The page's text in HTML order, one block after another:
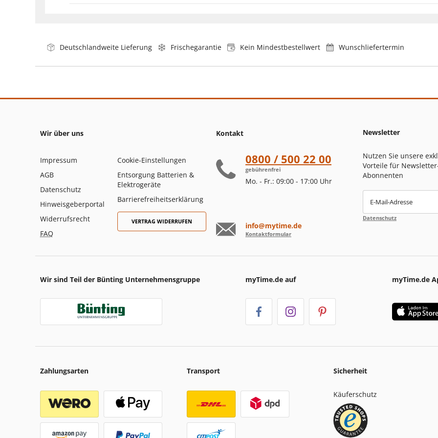
Deutschlandweite Lieferung Frischegarantie Kein Mindestbestellwert Wunschliefertermin
Wir über uns
Impressum
AGB
Datenschutz
Hinweisgeberportal
Widerrufsrecht
FAQ
Cookie-Einstellungen
Entsorgung Batterien &
Elektrogeräte
Barrierefreiheitserklärung
VERTRAG WIDERRUFEN
Kontakt
0800 / 500 22 00
gebührenfrei
Mo. - Fr.: 09:00 - 17:00 Uhr
info@mytime.de
Kontaktformular
Newsletter
Nutzen Sie unsere
Vorteile für
Abonnenten
E-Mail-Adresse
Datenschutz
Wir sind Teil der Bünting Unternehmensgruppe myTime.de auf myTime.de
Zahlungsarten Transport Sicherheit
Käuferschutz